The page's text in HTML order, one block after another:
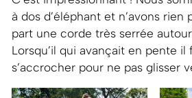
à dos d’éléphant et n’avons rien
part une corde très serrée
Lorsqu’il qui avançait en pente
s’accrocher pour ne pas glisser